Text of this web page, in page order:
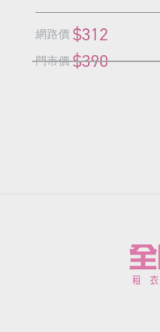
網路價 $312
門市價 $390